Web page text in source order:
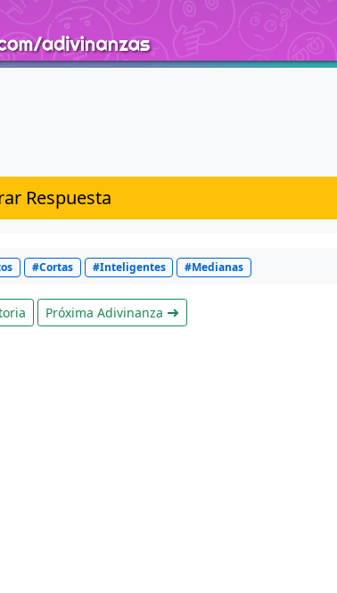
Respuesta
#Cortas #Inteligentes #Medianas
Próxima Adivinanza